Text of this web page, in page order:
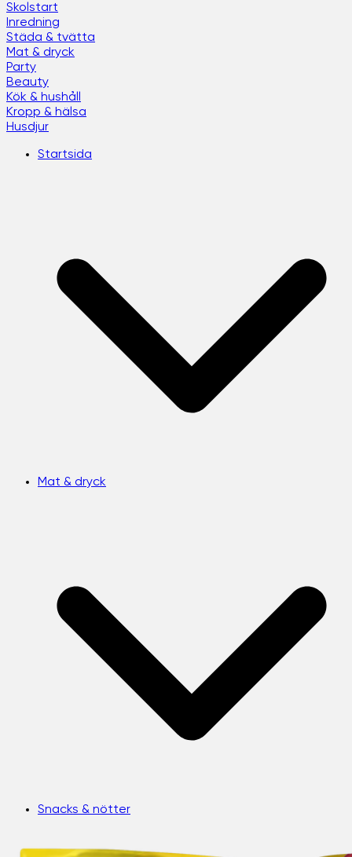
Skolstart
Inredning
Städa & tvätta
Mat & dryck
Party
Beauty
Kök & hushåll
Kropp & hälsa
Husdjur
Startsida
Mat & dryck
Snacks & nötter